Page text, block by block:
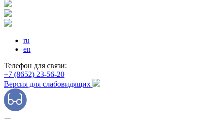
ru
en
Телефон для связи:
+7 (8652) 23-56-20
Версия для слабовидящих